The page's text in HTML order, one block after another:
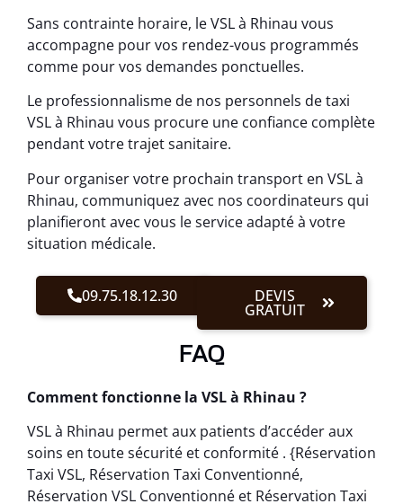
Sans contrainte horaire, le VSL à Rhinau vous
accompagne pour vos rendez-vous programmés
comme pour vos demandes ponctuelles.
Le professionnalisme de nos personnels de taxi
VSL à Rhinau vous procure une confiance complète
pendant votre trajet sanitaire.
Pour organiser votre prochain transport en VSL à
Rhinau, communiquez avec nos coordinateurs qui
planifieront avec vous le service adapté à votre
situation médicale.
09.75.18.12.30 DEVIS
GRATUIT
FAQ
Comment fonctionne la VSL à Rhinau ?
VSL à Rhinau permet aux patients d’accéder aux
soins en toute sécurité et conformité . {Réservation
Taxi VSL, Réservation Taxi Conventionné,
Réservation VSL Conventionné et Réservation Taxi